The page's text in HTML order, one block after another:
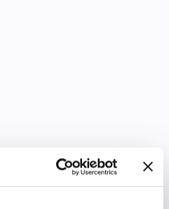
mit PowerApps: Sehen
aber kompliziert